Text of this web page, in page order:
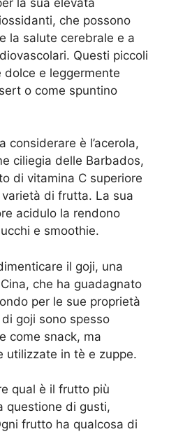
che possono
la salute cerebrale e a
Questi piccoli
e leggermente
o come spuntino
è l’acerola,
ciliegia delle Barbados,
di vitamina C superiore
di frutta. La sua
acidulo la rendono
e smoothie.
il goji, una
che ha guadagnato
per le sue proprietà
goji sono spesso
come snack, ma
utilizzate in tè e zuppe.
qual è il frutto più
questione di gusti,
frutto ha qualcosa di